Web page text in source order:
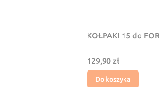
KOŁPAKI 15 do
Cena
129,90 zł
Do koszyka